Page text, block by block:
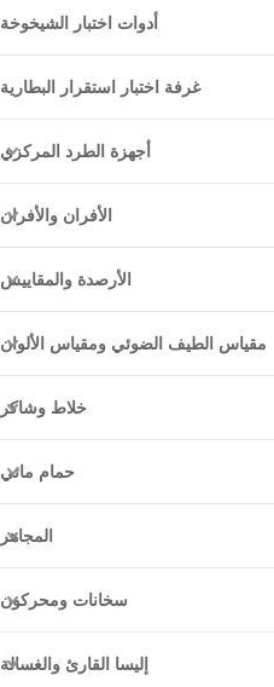
أدوات اختبار الشيخوخة
غرفة اختبار استقرار البطارية
أجهزة الطرد المركزي
الأفران والأفران
الأرصدة والمقاييس
مقياس الطيف الضوئي ومقياس الألوان
خلاط وشاكر
حمام مائي
المجاهر
سخانات ومحركون
إليسا القارئ والغسالة